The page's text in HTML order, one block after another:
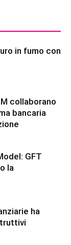
in fumo con
collaborano
bancaria
GFT
la
ha